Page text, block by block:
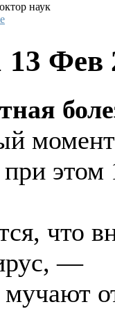
наук
13 Фев
этом
что
—